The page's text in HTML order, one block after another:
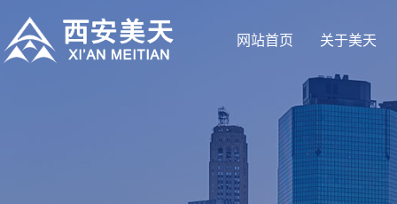
网站首页 关于美天